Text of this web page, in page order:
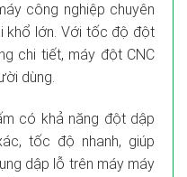
công nghiệp chuyên
khổ lớn. Với tốc độ đột
chi tiết, máy đột CNC
dùng.
có khả năng đột dập
tốc độ nhanh, giúp
dập lỗ trên máy máy